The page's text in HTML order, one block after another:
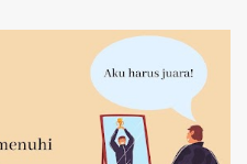
tersembunyi dalam diriku?"
Titik di mana hidup terasa
dari sanalah semuanya
jujur untuk mengenal diri
dan akhirnya